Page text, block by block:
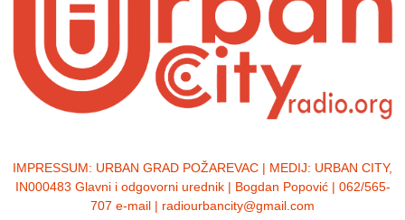
IMPRESSUM: URBAN GRAD POŽAREVAC | MEDIJ: URBAN CITY,
IN000483 Glavni i odgovorni urednik | Bogdan Popović | 062/565-
707 e-mail | radiourbancity@gmail.com